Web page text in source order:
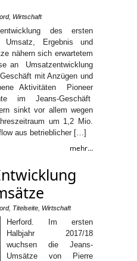
, Wirtschaft
des ersten
Umsatz, Ergebnis und
nähern sich erwartetem
an Umsatzentwicklung
mit Anzügen und
Aktivitäten Pioneer
im Jeans-Geschäft
sinkt vor allem wegen
um 1,2 Mio.
aus betrieblicher […]
mehr...
, Titelseite Wirtschaft
Herford. Im ersten
Halbjahr 2017/18
wuchsen die Jeans-
Umsätze von Pierre